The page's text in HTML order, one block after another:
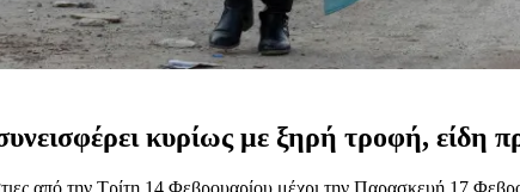
κυρίως με ξηρή τροφή, είδη
από την Τρίτη 14 Φεβρουαρίου μέχρι την Παρασκευή 17